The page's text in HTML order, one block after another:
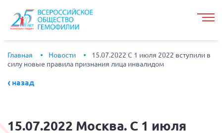
Главная Новости
15.07.2022 С 1 июля 2022 вступили в
силу новые правила признания лица инвалидом
назад
15.07.2022 Москва. С 1 июля